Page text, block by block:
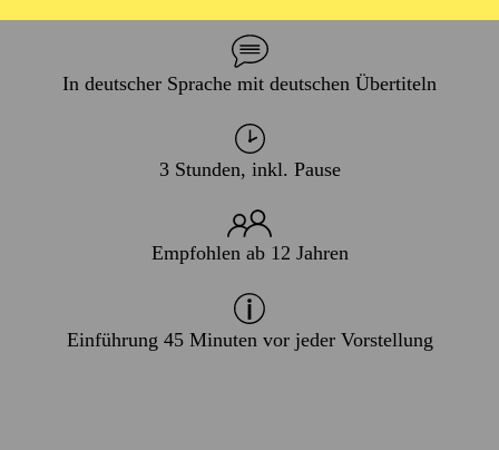
In deutscher Sprache mit deutschen Übertiteln
3 Stunden, inkl. Pause
Empfohlen ab 12 Jahren
Einführung 45 Minuten vor jeder Vorstellung